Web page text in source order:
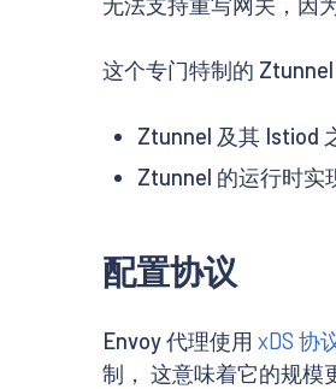
这个专门特制的
Ztunnel 及其 Istiod
Ztunnel 的运行时实
配置协议
Envoy 代理使用 xDS 协
制， 这意味着它的规模